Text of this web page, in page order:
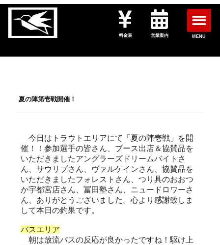
料金表 営業案内 MENU
夏の陣第壱戦開催！
今日はトラウトエリアにて「夏の陣壱戦」を開
催！！参加選手の皆さん、ブース出店＆協賛品を
いただきましたアングラーズドリームバイトさ
ん、サウリブさん、ヴァルケインさん、協賛品を
いただきましたフォレストさん、つり具のおおつ
か宇都宮店さん、冨田塾さん、ニュードロワーさ
ん、ありがとうございました。心より感謝致しま
して本日の釣果です。
バスエリア
朝は放流バスの反応が良かったですね！駆け上